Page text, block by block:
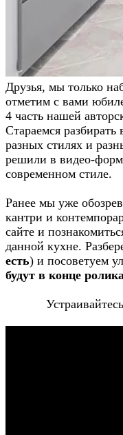
Друзья, мы только
отметим с вами
4 часть нашей
Стараемся
разных стилях и
решили в видео-
современном стиле.
Ранее мы уже
кантри и
сайте и
данной кухне.
есть) и посоветуем
будут в конце